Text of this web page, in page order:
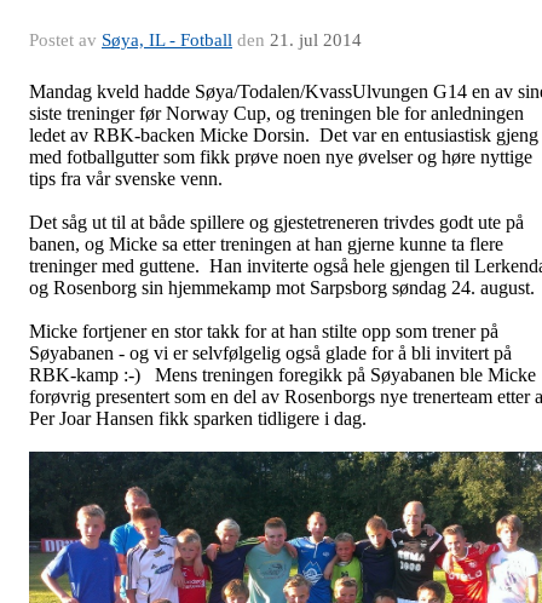
Postet av Søya, IL - Fotball den 21. jul 2014
Mandag kveld hadde Søya/Todalen/KvassUlvungen G14 en av
siste treninger før Norway Cup, og treningen ble for anledningen
ledet av RBK-backen Micke Dorsin. Det var en entusiastisk gjeng
med fotballgutter som fikk prøve noen nye øvelser og høre nyttige
tips fra vår svenske venn.
Det såg ut til at både spillere og gjestetreneren trivdes godt ute på
banen, og Micke sa etter treningen at han gjerne kunne ta flere
treninger med guttene. Han inviterte også hele gjengen til
og Rosenborg sin hjemmekamp mot Sarpsborg søndag 24. august.
Micke fortjener en stor takk for at han stilte opp som trener på
Søyabanen - og vi er selvfølgelig også glade for å bli invitert på
RBK-kamp :-) Mens treningen foregikk på Søyabanen ble Micke
forøvrig presentert som en del av Rosenborgs nye trenerteam etter
Per Joar Hansen fikk sparken tidligere i dag.